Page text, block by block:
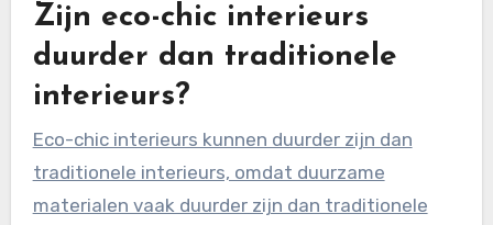
Zijn eco-chic interieurs
duurder dan traditionele
interieurs?
Eco-chic interieurs kunnen duurder zijn dan
traditionele interieurs, omdat duurzame
materialen vaak duurder zijn dan traditionele